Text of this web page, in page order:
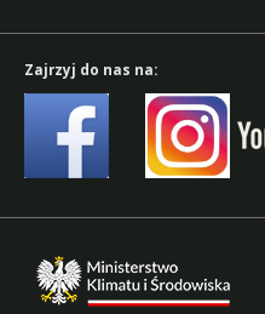
Zajrzyj do nas na: